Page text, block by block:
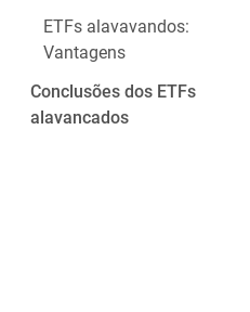
ETFs alavavandos:
Vantagens
Conclusões dos ETFs
alavancados